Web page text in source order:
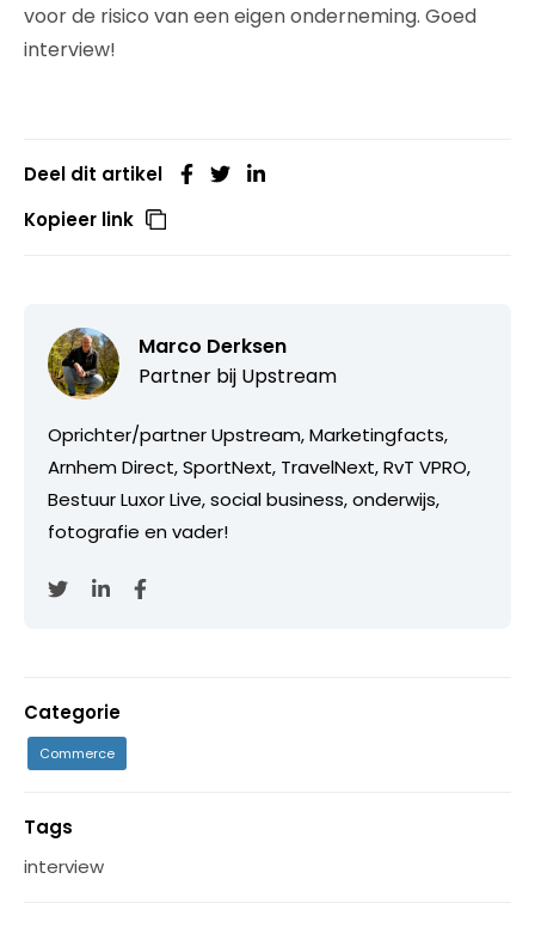
voor de risico van een eigen onderneming. Goed
interview!
Deel dit artikel
Kopieer link
Marco Derksen
Partner bij Upstream
Oprichter/partner Upstream, Marketingfacts,
Arnhem Direct, SportNext, TravelNext, RvT VPRO,
Bestuur Luxor Live, social business, onderwijs,
fotografie en vader!
Categorie
Commerce
Tags
interview